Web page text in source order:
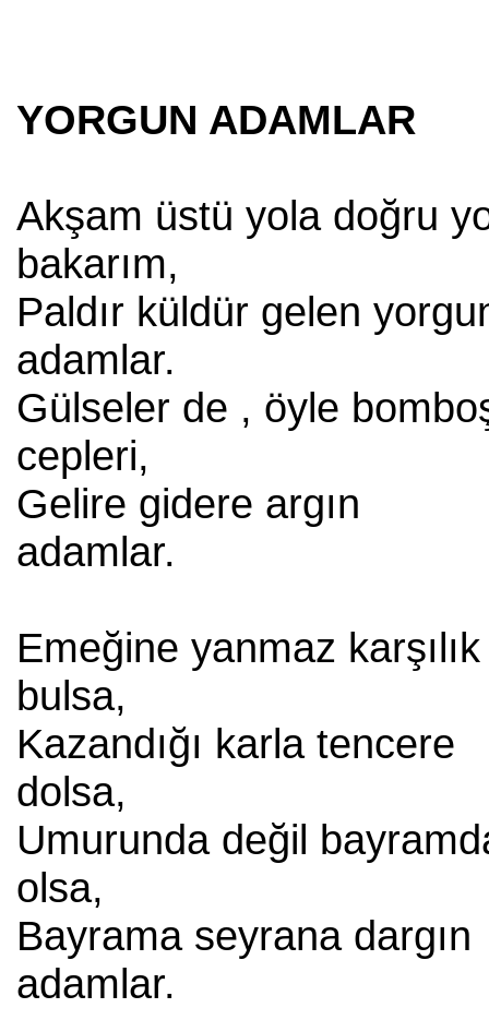
YORGUN ADAMLAR
Akşam üstü yola doğru
bakarım,
Paldır küldür gelen
adamlar.
Gülseler de , öyle
cepleri,
Gelire gidere argın
adamlar.
Emeğine yanmaz karşılık
bulsa,
Kazandığı karla tencere
dolsa,
Umurunda değil
olsa,
Bayrama seyrana dargın
adamlar.